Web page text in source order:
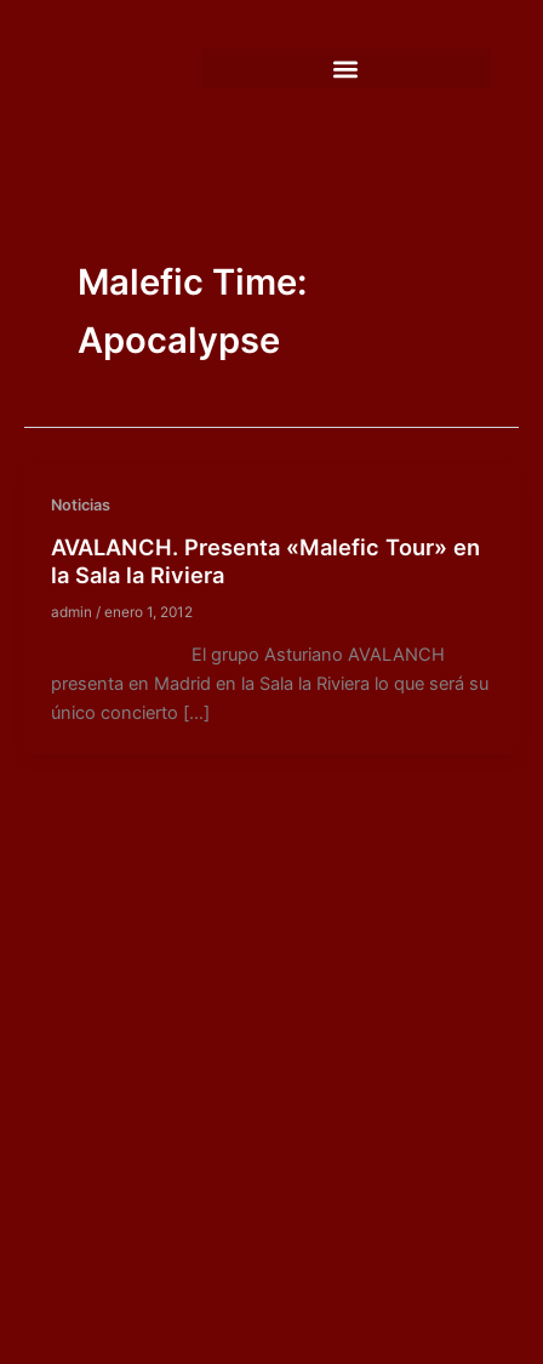
Malefic Time:
Apocalypse
Noticias
AVALANCH. Presenta «Malefic Tour» en
la Sala la Riviera
admin / enero 1, 2012
El grupo Asturiano AVALANCH
presenta en Madrid en la Sala la Riviera lo que será su
único concierto […]